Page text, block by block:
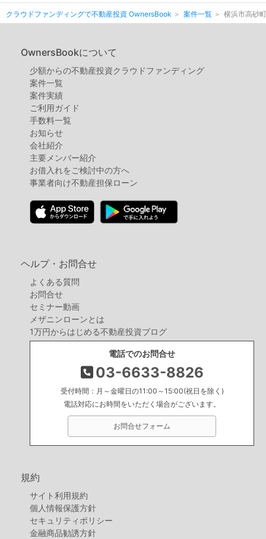
クラウドファンディングで不動産投資 OwnersBook 案件一覧 横浜市高砂
OwnersBookについて
少額からの不動産投資クラウドファンディング
案件⼀覧
案件実績
ご利用ガイド
手数料一覧
お知らせ
会社紹介
主要メンバー紹介
お借入れをご検討中の方へ
事業者向け不動産担保ローン
ヘルプ・お問合せ
よくある質問
お問合せ
セミナー動画
メザニンローンとは
1万円からはじめる不動産投資ブログ
電話でのお問合せ
03-6633-8826
受付時間：月～金曜日の11:00～15:00(祝日を除く)
電話対応にお時間をいただく場合がございます。
お問合せフォーム
規約
サイト利用規約
個人情報保護方針
セキュリティポリシー
金融商品勧誘方針